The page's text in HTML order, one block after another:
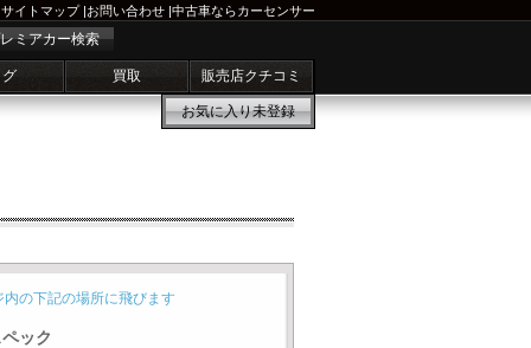
サイトマップ|お問い合わせ |中古車ならカーセンサー
ミアカー検索
買取 販売店クチコミ
お気に入り未登録
内の下記の場所に飛びます
ック